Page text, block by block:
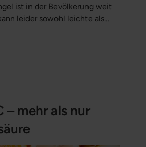
ist in der Bevölkerung weit
leider sowohl leichte als
müssen regelmäßig
nehmen, doch in der
– mehr als nur